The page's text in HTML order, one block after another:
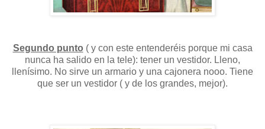
Segundo punto ( y con este entenderéis porque mi casa
nunca ha salido en la tele): tener un vestidor. Lleno,
llenísimo. No sirve un armario y una cajonera nooo. Tiene
que ser un vestidor ( y de los grandes, mejor).